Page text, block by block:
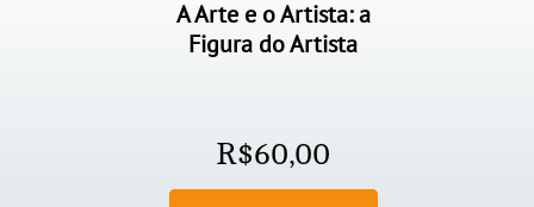
A Arte e o Artista: a
Figura do Artista
R$60,00